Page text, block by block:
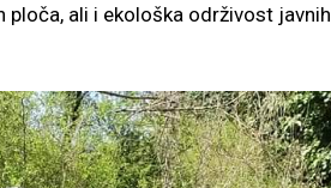
ali i ekološka održivost javnih